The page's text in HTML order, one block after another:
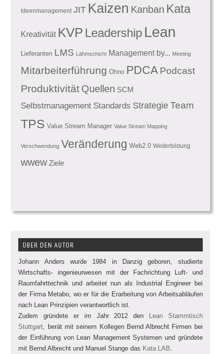
Ideenmanagement JIT Kaizen Kanban Kata
Kreativität KVP Leadership Lean
Lieferanten LMS Lähmschicht Management by... Meeting
Mitarbeiterführung Ohno PDCA Podcast
Produktivität Quellen SCM
Selbstmanagement Standards Strategie Team
TPS Value Stream Manager Value Stream Mapping
Verschwendung Veränderung Web2.0 Weiterbildung
wwew Ziele
ÜBER DEN AUTOR
Johann Anders wurde 1984 in Danzig geboren, studierte
Wirtschafts- ingenieurwesen mit der Fachrichtung Luft- und
Raumfahrttechnik und arbeitet nun als Industrial Engineer bei
der Firma Metabo, wo er für die Erarbeitung von Arbeitsabläufen
nach Lean Prinzipien verantwortlich ist.
Zudem gründete er im Jahr 2012 den Lean Stammtisch
Stuttgart , berät mit seinem Kollegen Bernd Albrecht Firmen bei
der Einführung von Lean Management Systemen und gründete
mit Bernd Albrecht und Manuel Stange das Kata.LAB